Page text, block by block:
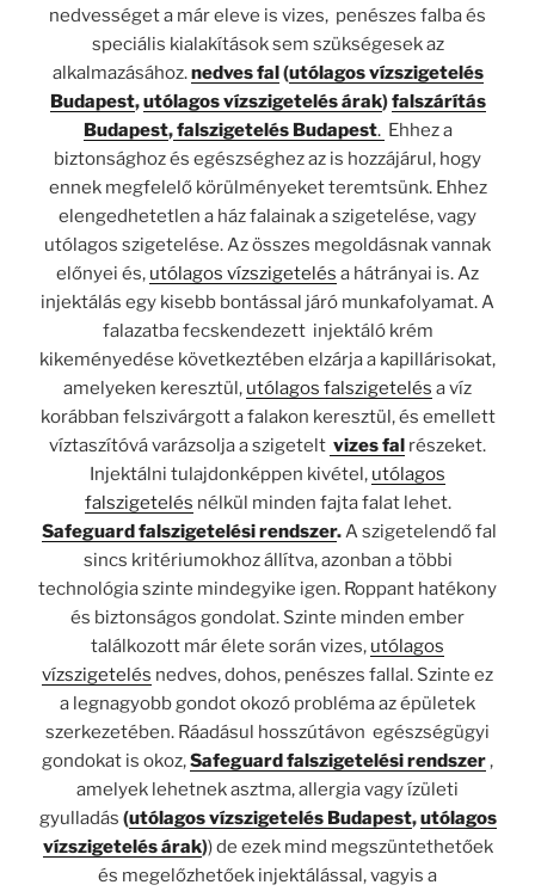
nedvességet a már eleve is vizes, penészes falba és
speciális kialakítások sem szükségesek az
alkalmazásához.nedves fal(utólagos vízszigetelés
Budapest,utólagos vízszigetelés árak)falszárítás
Budapest,falszigetelés Budapest. Ehhez a
biztonsághoz és egészséghez az is hozzájárul, hogy
ennek megfelelő körülményeket teremtsünk. Ehhez
elengedhetetlen a ház falainak a szigetelése, vagy
utólagos szigetelése. Az összes megoldásnak vannak
előnyei és, utólagos vízszigetelés a hátrányai is. Az
injektálás egy kisebb bontással járó munkafolyamat. A
falazatba fecskendezett injektáló krém
kikeményedése következtében elzárja a kapillárisokat,
amelyeken keresztül, utólagos falszigetelés a víz
korábban felszivárgott a falakon keresztül, és emellett
víztaszítóvá varázsolja a szigetelt vizes fal részeket.
Injektálni tulajdonképpen kivétel, utólagos
falszigetelés nélkül minden fajta falat lehet.
Safeguard falszigetelési rendszer. A szigetelendő fal
sincs kritériumokhoz állítva, azonban a többi
technológia szinte mindegyike igen. Roppant hatékony
és biztonságos gondolat. Szinte minden ember
találkozott már élete során vizes, utólagos
vízszigetelés nedves, dohos, penészes fallal. Szinte ez
a legnagyobb gondot okozó probléma az épületek
szerkezetében. Ráadásul hosszútávon egészségügyi
gondokat is okoz,Safeguard falszigetelési rendszer ,
amelyek lehetnek asztma, allergia vagy ízületi
gyulladás (utólagos vízszigetelés Budapest,utólagos
vízszigetelés árak)) de ezek mind megszüntethetőek
és megelőzhetőek injektálással, vagyis a